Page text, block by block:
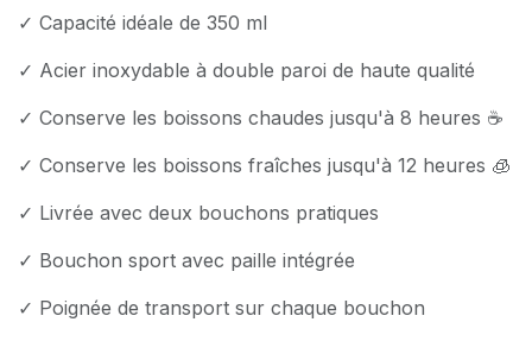
✓ Capacité idéale de 350 ml
✓ Acier inoxydable à double paroi de haute qualité
✓ Conserve les boissons chaudes jusqu'à 8 heures ☕
✓ Conserve les boissons fraîches jusqu'à 12 heures 🧊
✓ Livrée avec deux bouchons pratiques
✓ Bouchon sport avec paille intégrée
✓ Poignée de transport sur chaque bouchon